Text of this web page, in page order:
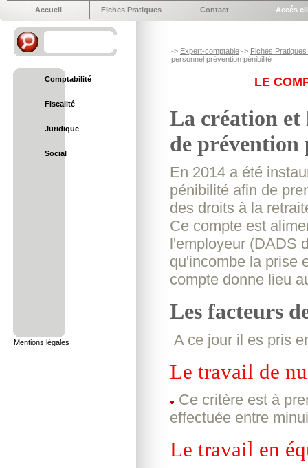
Accueil Fiches Pratiques Contact Accés
Comptabilité
Fiscalité
Juridique
Social
Mentions légales
-> Expert-comptable -> Fiches
personnel prévention pénibilité
LE
La création
de
En 2014 a été
pénibilité afin de
des droits à la
Ce compte est
l'employeur (DADS
qu'incombe la prise
compte donne lieu
Les facteurs
A ce jour il es pris
Le travail de
Ce critère est à
effectuée entre
Le travail en